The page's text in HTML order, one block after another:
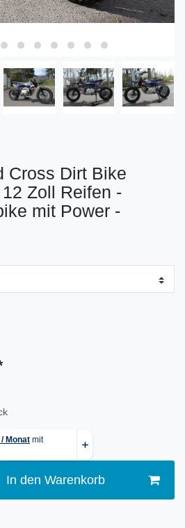
Cross Dirt Bike
Zoll Reifen -
mit Power -
In den Warenkorb